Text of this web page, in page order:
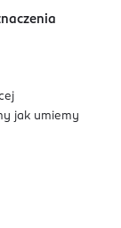
jak umiemy